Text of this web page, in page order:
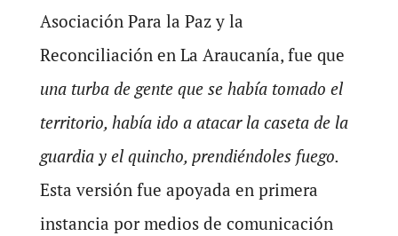
Asociación Para la Paz y la
Reconciliación en La Araucanía, fue que
una turba de gente que se había tomado el
territorio, había ido a atacar la caseta de la
guardia y el quincho, prendiéndoles fuego.
Esta versión fue apoyada en primera
instancia por medios de comunicación